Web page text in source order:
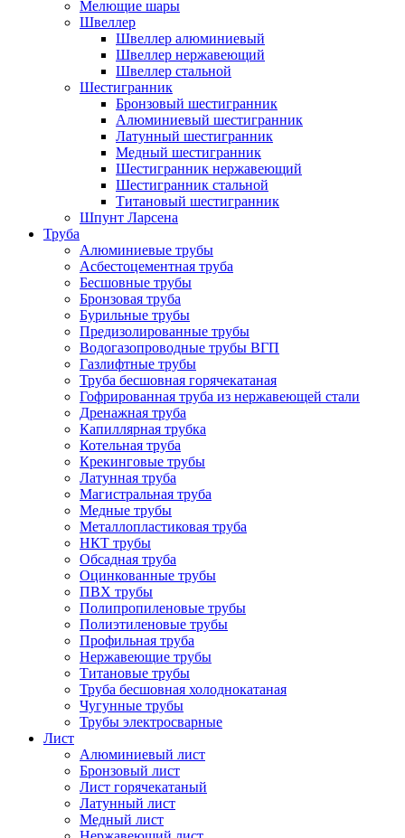
Мелющие шары
Швеллер
Швеллер алюминиевый
Швеллер нержавеющий
Швеллер стальной
Шестигранник
Бронзовый шестигранник
Алюминиевый шестигранник
Латунный шестигранник
Медный шестигранник
Шестигранник нержавеющий
Шестигранник стальной
Титановый шестигранник
Шпунт Ларсена
Труба
Алюминиевые трубы
Асбестоцементная труба
Бесшовные трубы
Бронзовая труба
Бурильные трубы
Предизолированные трубы
Водогазопроводные трубы ВГП
Газлифтные трубы
Труба бесшовная горячекатаная
Гофрированная труба из нержавеющей стали
Дренажная труба
Капиллярная трубка
Котельная труба
Крекинговые трубы
Латунная труба
Магистральная труба
Медные трубы
Металлопластиковая труба
НКТ трубы
Обсадная труба
Оцинкованные трубы
ПВХ трубы
Полипропиленовые трубы
Полиэтиленовые трубы
Профильная труба
Нержавеющие трубы
Титановые трубы
Труба бесшовная холоднокатаная
Чугунные трубы
Трубы электросварные
Лист
Алюминиевый лист
Бронзовый лист
Лист горячекатаный
Латунный лист
Медный лист